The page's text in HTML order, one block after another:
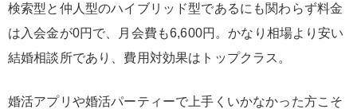
検索型と仲人型のハイブリッド型であるにも関わらず料金
は入会金が0円で、月会費も6,600円。かなり相場より安い
結婚相談所であり、費用対効果はトップクラス。
婚活アプリや婚活パーティーで上手くいかなかった方こそ